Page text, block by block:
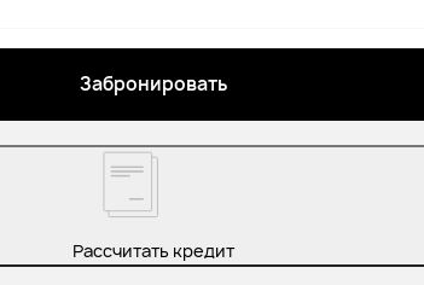
Забронировать
Рассчитать кредит